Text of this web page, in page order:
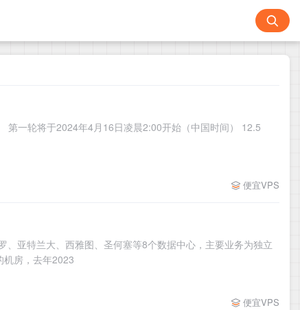
第一轮将于2024年4月16日凌晨2:00开始（中国时间） 12.5
便宜VPS
亚特兰大、西雅图、圣何塞等8个数据中心，主要业务为独立
机房，去年2023
便宜VPS